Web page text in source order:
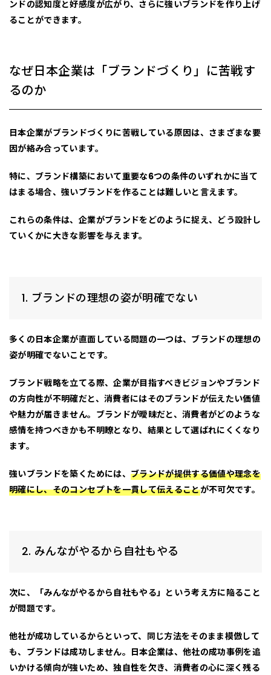
ンドの認知度と好感度が広がり、さらに強いブランドを作り上げ
ることができます。
なぜ日本企業は「ブランドづくり」に苦戦す
るのか
日本企業がブランドづくりに苦戦している原因は、さまざまな要
因が絡み合っています。
特に、ブランド構築において重要な6つの条件のいずれかに当て
はまる場合、強いブランドを作ることは難しいと言えます。
これらの条件は、企業がブランドをどのように捉え、どう設計し
ていくかに大きな影響を与えます。
1. ブランドの理想の姿が明確でない
多くの日本企業が直面している問題の一つは、 ブランドの理想の
姿が明確でないことです。
ブランド戦略を立てる際、企業が目指すべきビジョンやブランド
の方向性が不明確だと、消費者にはそのブランドが伝えたい価値
や魅力が届きません。ブランドが曖昧だと、消費者がどのような
感情を持つべきかも不明瞭となり、結果として選ばれにくくなり
ます。
強いブランドを築くためには、 ブランドが提供する価値や理念を
明確にし、そのコンセプトを一貫して伝えることが不可欠です。
2. みんながやるから自社もやる
次に、 「みんながやるから自社もやる」 という考え方に陥ること
が問題です。
他社が成功しているからといって、同じ方法をそのまま模倣して
も、ブランドは成功しません。日本企業は、他社の成功事例を追
いかける傾向が強いため、独自性を欠き、消費者の心に深く残る